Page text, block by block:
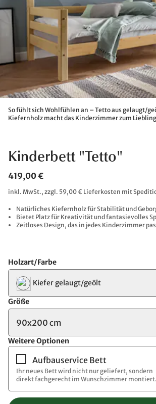
So fühlt sich Wohlfühlen an – Tetto aus gelaugt/
Kiefernholz macht das Kinderzimmer zum
Kinderbett "Tetto"
419,00 €
inkl. MwSt., zzgl. 59,00 € Lieferkosten mit
Natürliches Kiefernholz für Stabilität und
Bietet Platz für Kreativität und fantasievolles
Zeitloses Design, das in jedes Kinderzimmer
Holzart/Farbe
Kiefer gelaugt/geölt
Größe
90x200 cm
Weitere Optionen
Aufbauservice Bett
Ihr neues Bett wird nicht nur geliefert, sondern
direkt fachgerecht im Wunschzimmer montiert.